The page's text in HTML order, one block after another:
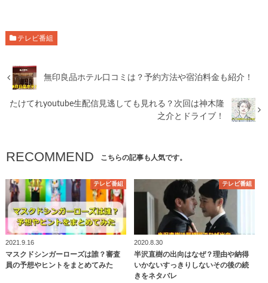
テレビ番組
無印良品ホテル口コミは？予約方法や宿泊料金も紹介！
たけてれyoutube生配信見逃しても見れる？次回は神木隆
之介とドライブ！
RECOMMEND こちらの記事も人気です。
テレビ番組
2021.9.16
マスクドシンガーローズは誰？審査
員の予想やヒントをまとめてみた
テレビ番組
2020.8.30
半沢直樹の出向はなぜ？理由や納得
いかないすっきりしないその後の続
きをネタバレ